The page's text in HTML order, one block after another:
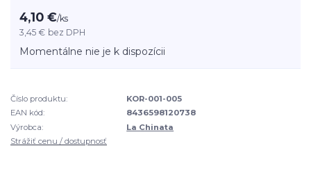
4,10 €/ks
3,45 € bez DPH
Momentálne nie je k dispozícii
Číslo produktu:
KOR-001-005
EAN kód:
8436598120738
Výrobca:
La Chinata
Strážiť cenu / dostupnosť